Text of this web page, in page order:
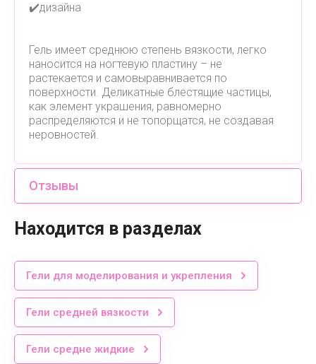
✔️дизайна
Гель имеет среднюю степень вязкости, легко
наносится на ногтевую пластину – не
растекается и самовыравнивается по
поверхности. Деликатные блестящие частицы,
как элемент украшения, равномерно
распределяются и не топорщатся, не создавая
неровностей.
Отзывы
Находится в разделах
Гели для моделирования и укрепления
Гели средней вязкости
Гели средне жидкие